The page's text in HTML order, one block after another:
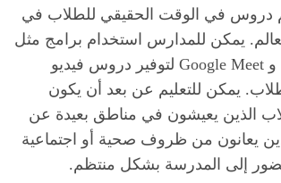
دروس في الوقت الحقيقي للطلاب في
يمكن للمدارس استخدام برامج مثل
Zoom و Skype و Google Meet لتوفير دروس فيديو
يمكن للتعليم عن بعد أن يكون
الذين يعيشون في مناطق بعيدة عن
يعانون من ظروف صحية أو اجتماعية
إلى المدرسة بشكل منتظم.